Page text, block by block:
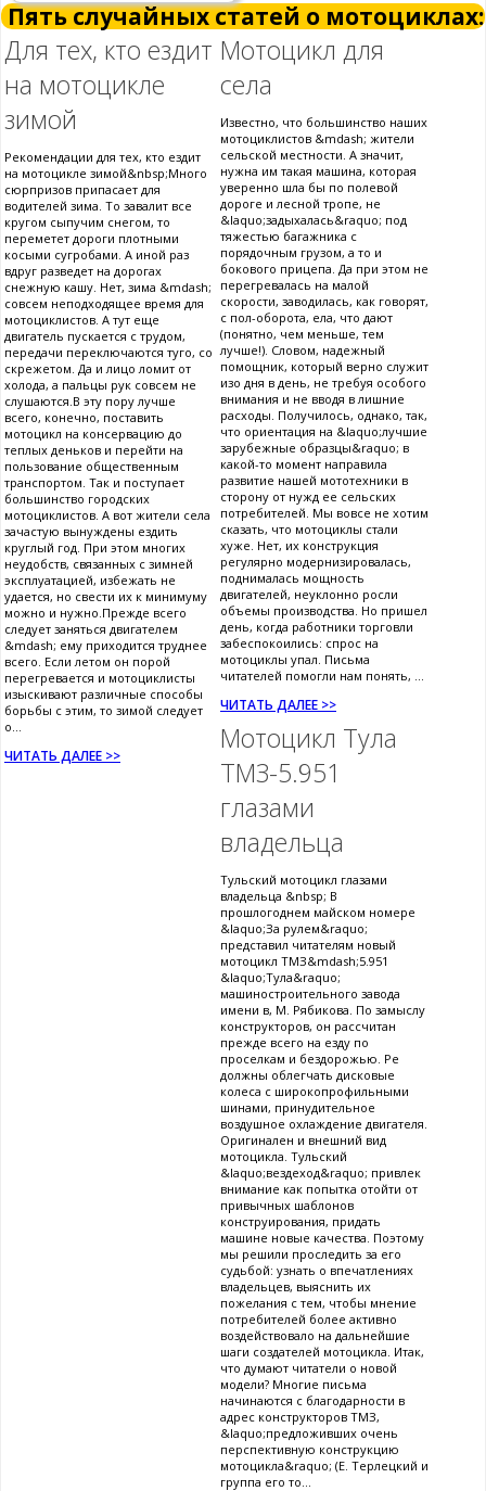
Пять случайных статей о мотоциклах:
Для тех, кто ездит
на мотоцикле
зимой
Рекомендации для тех, кто ездит
на мотоцикле зимой&nbsp;Много
сюрпризов припасает для
водителей зима. То завалит все
кругом сыпучим снегом, то
переметет дороги плотными
косыми сугробами. А иной раз
вдруг разведет на дорогах
снежную кашу. Нет, зима &mdash;
совсем неподходящее время для
мотоциклистов. А тут еще
двигатель пускается с трудом,
передачи переключаются туго, со
скрежетом. Да и лицо ломит от
холода, а пальцы рук совсем не
слушаются.В эту пору лучше
всего, конечно, поставить
мотоцикл на консервацию до
теплых деньков и перейти на
пользование общественным
транспортом. Так и поступает
большинство городских
мотоциклистов. А вот жители села
зачастую вынуждены ездить
круглый год. При этом многих
неудобств, связанных с зимней
эксплуатацией, избежать не
удается, но свести их к минимуму
можно и нужно.Прежде всего
следует заняться двигателем
&mdash; ему приходится труднее
всего. Если летом он порой
перегревается и мотоциклисты
изыскивают различные способы
борьбы с этим, то зимой следует
о...
ЧИТАТЬ ДАЛЕЕ >>
Мотоцикл для
села
Известно, что большинство наших
мотоциклистов &mdash; жители
сельской местности. А значит,
нужна им такая машина, которая
уверенно шла бы по полевой
дороге и лесной тропе, не
&laquo;задыхалась&raquo; под
тяжестью багажника с
порядочным грузом, а то и
бокового прицепа. Да при этом не
перегревалась на малой
скорости, заводилась, как говорят,
с пол-оборота, ела, что дают
(понятно, чем меньше, тем
лучше!). Словом, надежный
помощник, который верно служит
изо дня в день, не требуя особого
внимания и не вводя в лишние
расходы. Получилось, однако, так,
что ориентация на &laquo;лучшие
зарубежные образцы&raquo; в
какой-то момент направила
развитие нашей мототехники в
сторону от нужд ее сельских
потребителей. Мы вовсе не хотим
сказать, что мотоциклы стали
хуже. Нет, их конструкция
регулярно модернизировалась,
поднималась мощность
двигателей, неуклонно росли
объемы производства. Но пришел
день, когда работники торговли
забеспокоились: спрос на
мотоциклы упал. Письма
читателей помогли нам понять, ...
ЧИТАТЬ ДАЛЕЕ >>
Мотоцикл Тула
ТМЗ-5.951
глазами
владельца
Тульский мотоцикл глазами
владельца &nbsp; В
прошлогоднем майском номере
&laquo;За рулем&raquo;
представил читателям новый
мотоцикл ТМЗ&mdash;5.951
&laquo;Тула&raquo;
машиностроительного завода
имени в, М. Рябикова. По замыслу
конструкторов, он рассчитан
прежде всего на езду по
проселкам и бездорожью. Ре
должны облегчать дисковые
колеса с широкопрофильными
шинами, принудительное
воздушное охлаждение двигателя.
Оригинален и внешний вид
мотоцикла. Тульский
&laquo;вездеход&raquo; привлек
внимание как попытка отойти от
привычных шаблонов
конструирования, придать
машине новые качества. Поэтому
мы решили проследить за его
судьбой: узнать о впечатлениях
владельцев, выяснить их
пожелания с тем, чтобы мнение
потребителей более активно
воздействовало на дальнейшие
шаги создателей мотоцикла. Итак,
что думают читатели о новой
модели? Многие письма
начинаются с благодарности в
адрес конструкторов ТМЗ,
&laquo;предложивших очень
перспективную конструкцию
мотоцикла&raquo; (Е. Терлецкий и
группа его то...